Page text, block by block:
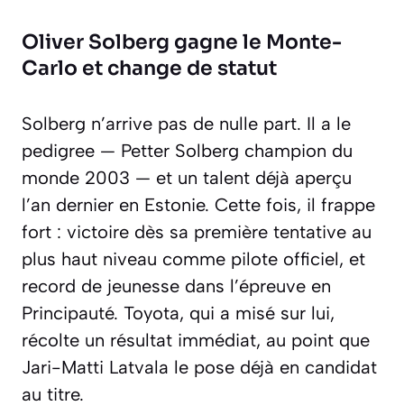
Oliver Solberg gagne le Monte-
Carlo et change de statut
Solberg n’arrive pas de nulle part. Il a le
pedigree — Petter Solberg champion du
monde 2003 — et un talent déjà aperçu
l’an dernier en Estonie. Cette fois, il frappe
fort : victoire dès sa première tentative au
plus haut niveau comme pilote officiel, et
record de jeunesse dans l’épreuve en
Principauté. Toyota, qui a misé sur lui,
récolte un résultat immédiat, au point que
Jari-Matti Latvala le pose déjà en candidat
au titre.